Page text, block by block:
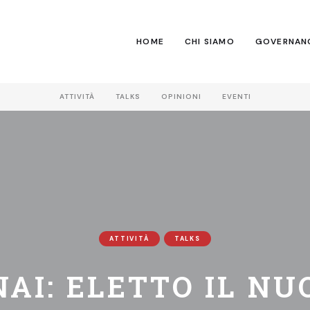
HOME CHI SIAMO
ATTIVITÀ TALKS OPINIONI EVENTI
ATTIVITÀ TALKS
ELETTO IL